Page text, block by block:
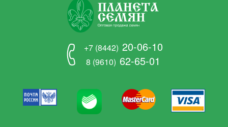
+7 (8442) 20-06-10
8 (9610) 62-65-01